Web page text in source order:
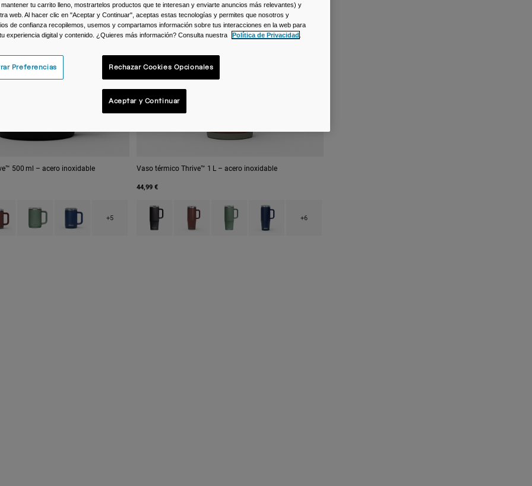
500 ml – acero inoxidable
type of Black.
swatch type of Burnt Umber.
Product swatch type of Moss Green.
Product swatch type of Navy.
+5
Vaso térmico Thrive™ 1 L – acero inoxidable
44,99 €
Product swatch type of Black.
Product swatch type of Burnt Umber.
Product swatch type of Moss Green.
Product swatch type of Navy.
+6
tu carrito lleno, mostrartelos productos que te interesan y enviarte anuncios más relevantes) y
web. Al hacer clic en "Aceptar y Continuar", aceptas estas tecnologías y permites que nosotros y
de confianza recopilemos, usemos y compartamos información sobre tus interacciones en la web para
experiencia digital y contenido. ¿Quieres más información? Consulta nuestra
Política de Privacidad
Preferencias Rechazar Cookies Opcionales
Aceptar y Continuar